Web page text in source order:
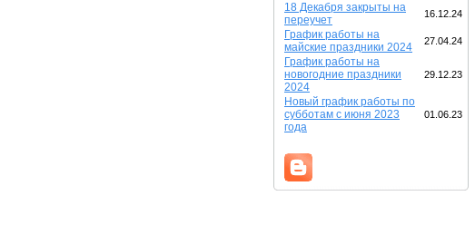
18 Декабря закрыты на
переучет
16.12.24
График работы на
майские праздники 2024
27.04.24
График работы на
новогодние праздники
2024
29.12.23
Новый график работы по
субботам с июня 2023
года
01.06.23